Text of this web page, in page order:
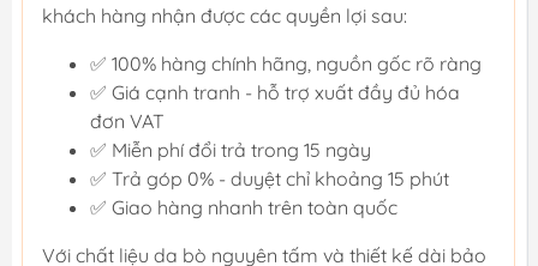
khách hàng nhận được các quyền lợi sau:
✅ 100% hàng chính hãng, nguồn gốc rõ ràng
✅ Giá cạnh tranh - hỗ trợ xuất đầy đủ hóa
đơn VAT
✅ Miễn phí đổi trả trong 15 ngày
✅ Trả góp 0% - duyệt chỉ khoảng 15 phút
✅ Giao hàng nhanh trên toàn quốc
Với chất liệu da bò nguyên tấm và thiết kế dài bảo